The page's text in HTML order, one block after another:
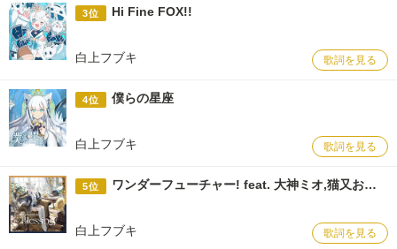
3位 Hi Fine FOX!!
白上フブキ 歌詞を見る
4位 僕らの星座
白上フブキ 歌詞を見る
5位 ワンダーフューチャー! feat. 大神ミオ,猫又おかゆ,戌神ころね
白上フブキ 歌詞を見る